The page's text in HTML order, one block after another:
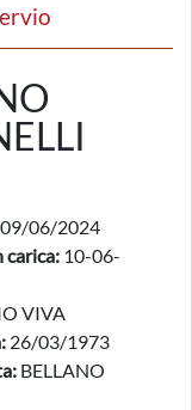
09/06/2024
carica: 10-06-
VIVA
26/03/1973
BELLANO